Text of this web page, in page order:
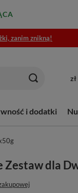
zanim znikną!
zł
i dodatki
Zestaw dla